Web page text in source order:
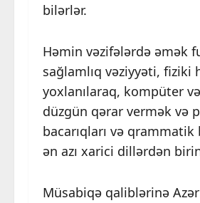
bilərlər.
Həmin vəzifələrdə əmək
sağlamlıq vəziyyəti, fiziki
yoxlanılaraq, kompüter
düzgün qərar vermək və
bacarıqları və
ən azı xarici dillərdən
Müsabiqə qaliblərinə